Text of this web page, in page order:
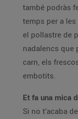
també podràs
temps per a les
el pollastre de
nadalencs que
carn, els
embotits.
Et fa una mica
Si no t’acaba